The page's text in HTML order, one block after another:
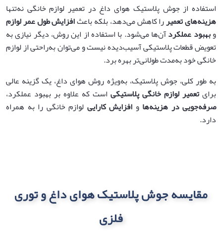
استفاده از جوش پلاستیک هوای داغ در تعمیر لوازم خانگی نه‌تنها
هزینه‌های تعمیررا کاهش می‌دهد، بلکه باعثافزایش طول عمر لوازم
وبهبود عملکردآن‌ها می‌شود. با استفاده از این روش، دیگر نیازی به
تعویض قطعات پلاستیکی آسیب‌دیده نیست و می‌توان به‌راحتی از لوازم
خانگی خود به‌مدت طولانی‌تر بهره برد.
به طور کلی، جوش پلاستیک، به‌ویژه روش هوای داغ، یک گزینه عالی
برایتعمیر لوازم خانگی پلاستیکی است که علاوه بر بهبود عملکرد،
صرفه‌جویی در هزینه‌ها و افزایش کارایی لوازم خانگی را به همراه
دارد.
مقایسه جوش پلاستیک هوای داغ و توری
فلزی